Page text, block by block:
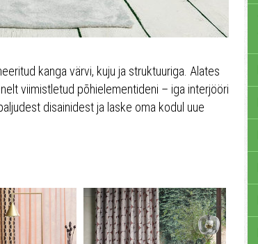
kanga värvi, kuju ja struktuuriga. Alates
viimistletud põhielementideni – iga interjööri
disainidest ja laske oma kodul uue